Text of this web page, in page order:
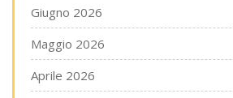
Giugno 2026
Maggio 2026
Aprile 2026